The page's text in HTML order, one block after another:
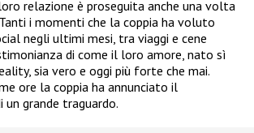
relazione è proseguita anche una volta
i momenti che la coppia ha voluto
negli ultimi mesi, tra viaggi e cene
di come il loro amore, nato sì
sia vero e oggi più forte che mai.
ore la coppia ha annunciato il
un grande traguardo.